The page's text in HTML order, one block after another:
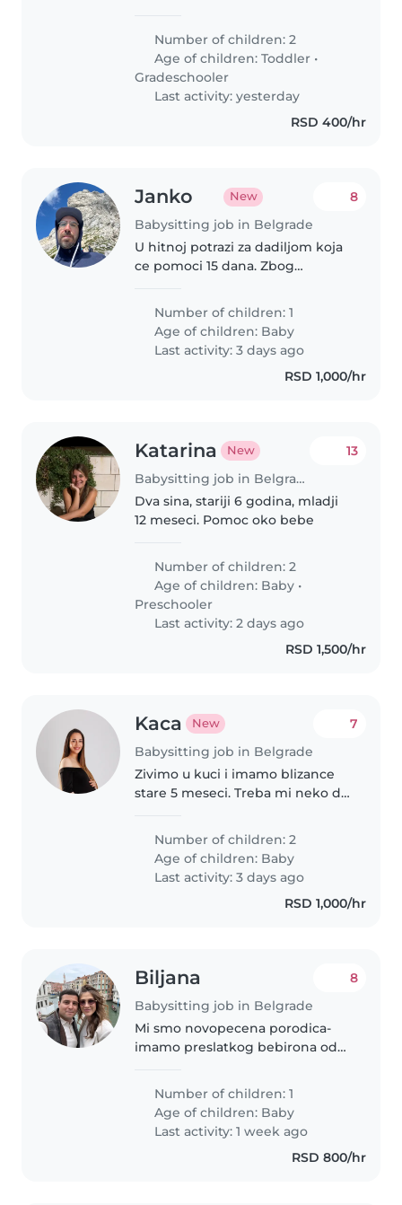
do 8 godina. Vođeni smo brigom
i toploćom, te cenimo pomoć od
nekog ko je ljubazan, pedantan..
Number of children: 2
Age of children:Toddler •
Gradeschooler
Last activity: yesterday
RSD 400/hr
Janko New
Babysitting job in Belgrade
8
U hitnoj potrazi za dadiljom koja
ce pomoci 15 dana. Zbog
oba roditelja ne mogu biti kod
kuce i pomoc nam je hitno
potrebna.
Number of children: 1
Age of children: Baby
Last activity: 3 days ago
RSD 1,000/hr
Katarina New
Babysitting job in Belgrade
13
Dva sina, stariji 6 godina, mladji
12 meseci. Pomoc oko bebe
Number of children: 2
Age of children: Baby •
Preschooler
Last activity: 2 days ago
RSD 1,500/hr
Kaca New
Babysitting job in Belgrade
7
Zivimo u kuci i imamo blizance
stare 5 meseci. Treba mi neko da
pomogne nam oko beba
Number of children: 2
Age of children: Baby
Last activity: 3 days ago
RSD 1,000/hr
Biljana
Babysitting job in Belgrade
8
Mi smo novopecena porodica-
imamo preslatkog bebirona od
Ja (mama), radim od kuce i tu
sam u svakom trenutku, samo
mi..
Number of children: 1
Age of children: Baby
Last activity: 1 week ago
RSD 800/hr